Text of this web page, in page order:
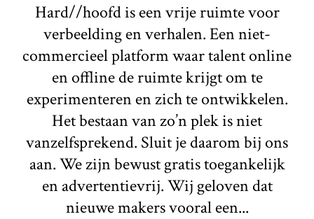
Hard//hoofd is een vrije ruimte voor
verbeelding en verhalen. Een niet-
commercieel platform waar talent online
en offline de ruimte krijgt om te
experimenteren en zich te ontwikkelen.
Het bestaan van zo’n plek is niet
vanzelfsprekend. Sluit je daarom bij ons
aan. We zijn bewust gratis toegankelijk
en advertentievrij. Wij geloven dat
nieuwe makers vooral een...